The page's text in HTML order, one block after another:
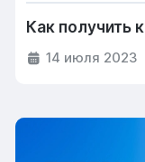
Как получить
14 июля 2023